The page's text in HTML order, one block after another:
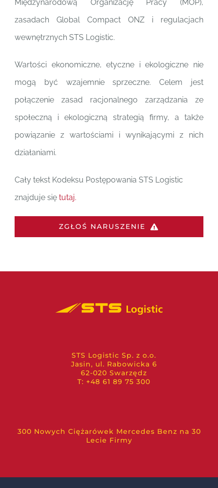
Międzynarodową Organizację Pracy (MOP),
zasadach Global Compact ONZ i regulacjach
wewnętrznych STS Logistic.
Wartości ekonomiczne, etyczne i ekologiczne nie
mogą być wzajemnie sprzeczne. Celem jest
połączenie zasad racjonalnego zarządzania ze
społeczną i ekologiczną strategią firmy, a także
powiązanie z wartościami i wynikającymi z nich
działaniami.
Cały tekst Kodeksu Postępowania STS Logistic
znajduje się tutaj.
ZGŁOŚ NARUSZENIE
STS Logistic Sp. z o.o.
Jasin, ul. Rabowicka 6
62-020 Swarzędz
T: +48 61 89 75 300
300 Nowych Ciężarówek Mercedes Benz na 30
Lecie Firmy